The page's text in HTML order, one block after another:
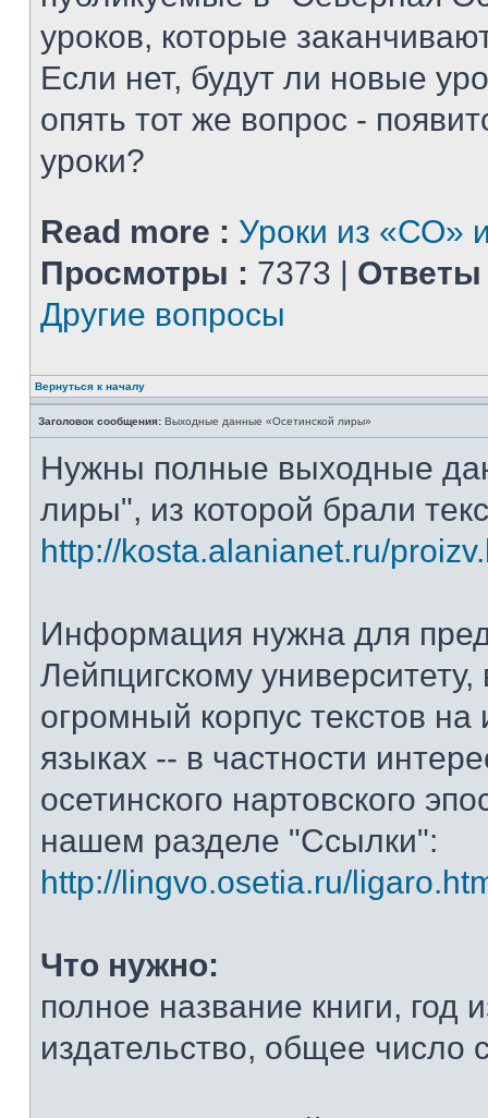
уроков, которые
Если нет, будут ли новые
опять тот же вопрос -
уроки?
Read more : Уроки из «СО»
Просмотры : 7373 | Ответы
Другие вопросы
Вернуться к началу
Заголовок сообщения: Выходные данные «Осетинской лиры»
Нужны полные выходные
лиры", из которой брали
http://kosta.alanianet.ru/
Информация нужна для
Лейпцигскому
огромный корпус текстов на
языках -- в частности
осетинского нартовского
нашем разделе "Ссылки":
http://lingvo.osetia.ru/
Что нужно:
полное название книги, год
издательство, общее число